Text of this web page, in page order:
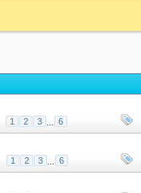
1 2 3 ... 6
1 2 3 ... 6